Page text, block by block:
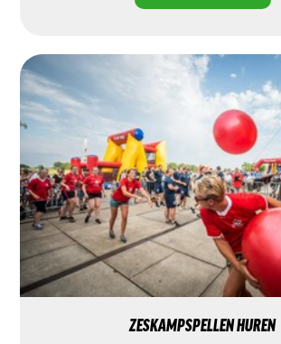
ZESKAMPSPELLEN HUREN